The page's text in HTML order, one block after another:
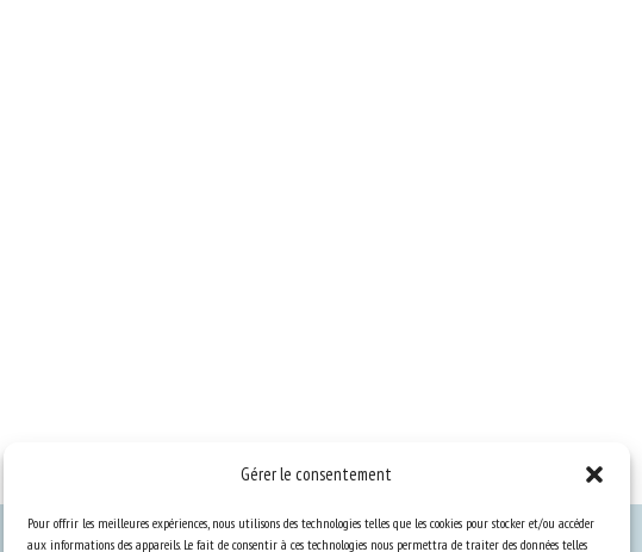
Gérer le consentement
Pour offrir les meilleures expériences, nous utilisons des technologies telles que les cookies pour stocker et/ou accéder
aux informations des appareils. Le fait de consentir à ces technologies nous permettra de traiter des données telles